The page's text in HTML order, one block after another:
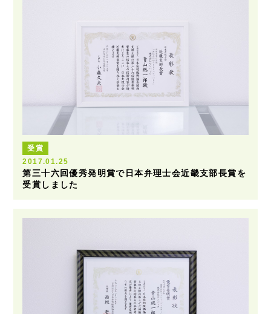
受賞
2017.01.25
第三十六回優秀発明賞で日本弁理士会近畿支部長賞を
受賞しました